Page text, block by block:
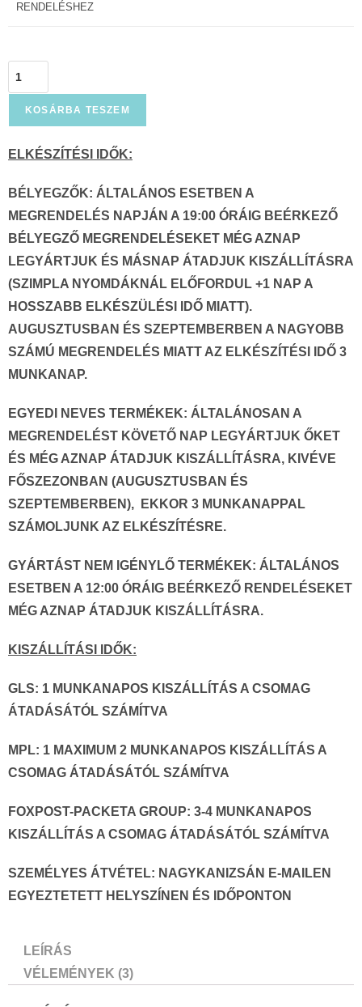
RENDELÉSHEZ
KOSÁRBA TESZEM
ELKÉSZÍTÉSI IDŐK:
BÉLYEGZŐK: ÁLTALÁNOS ESETBEN A
MEGRENDELÉS NAPJÁN A 19:00 ÓRÁIG BEÉRKEZŐ
BÉLYEGZŐ MEGRENDELÉSEKET MÉG AZNAP
LEGYÁRTJUK ÉS MÁSNAP ÁTADJUK KISZÁLLÍTÁSRA
(SZIMPLA NYOMDÁKNÁL ELŐFORDUL +1 NAP A
HOSSZABB ELKÉSZÜLÉSI IDŐ MIATT).
AUGUSZTUSBAN ÉS SZEPTEMBERBEN A NAGYOBB
SZÁMÚ MEGRENDELÉS MIATT AZ ELKÉSZÍTÉSI IDŐ 3
MUNKANAP.
EGYEDI NEVES TERMÉKEK: ÁLTALÁNOSAN A
MEGRENDELÉST KÖVETŐ NAP LEGYÁRTJUK ŐKET
ÉS MÉG AZNAP ÁTADJUK KISZÁLLÍTÁSRA, KIVÉVE
FŐSZEZONBAN (AUGUSZTUSBAN ÉS
SZEPTEMBERBEN), EKKOR 3 MUNKANAPPAL
SZÁMOLJUNK AZ ELKÉSZÍTÉSRE.
GYÁRTÁST NEM IGÉNYLŐ TERMÉKEK: ÁLTALÁNOS
ESETBEN A 12:00 ÓRÁIG BEÉRKEZŐ RENDELÉSEKET
MÉG AZNAP ÁTADJUK KISZÁLLÍTÁSRA.
KISZÁLLÍTÁSI IDŐK:
GLS: 1 MUNKANAPOS KISZÁLLÍTÁS A CSOMAG
ÁTADÁSÁTÓL SZÁMÍTVA
MPL: 1 MAXIMUM 2 MUNKANAPOS KISZÁLLÍTÁS A
CSOMAG ÁTADÁSÁTÓL SZÁMÍTVA
FOXPOST-PACKETA GROUP: 3-4 MUNKANAPOS
KISZÁLLÍTÁS A CSOMAG ÁTADÁSÁTÓL SZÁMÍTVA
SZEMÉLYES ÁTVÉTEL: NAGYKANIZSÁN E-MAILEN
EGYEZTETETT HELYSZÍNEN ÉS IDŐPONTON
LEÍRÁS
VÉLEMÉNYEK (3)